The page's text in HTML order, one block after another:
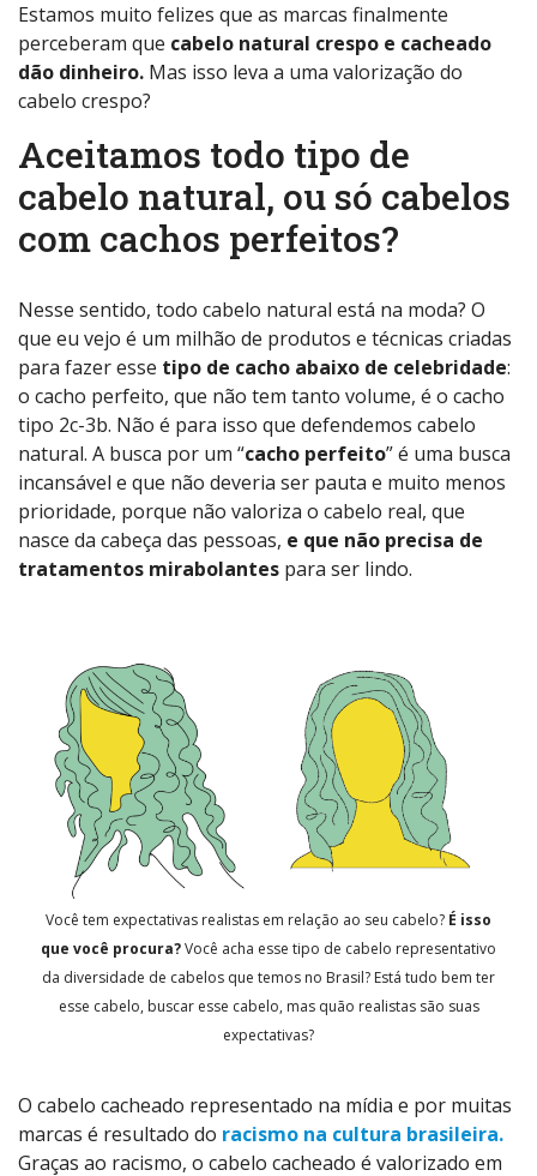
Estamos muito felizes que as marcas finalmente
perceberam que cabelo natural crespo e cacheado
dão dinheiro. Mas isso leva a uma valorização do
cabelo crespo?
Aceitamos todo tipo de
cabelo natural, ou só cabelos
com cachos perfeitos?
Nesse sentido, todo cabelo natural está na moda? O
que eu vejo é um milhão de produtos e técnicas criadas
para fazer esse tipo de cacho abaixo de celebridade:
o cacho perfeito, que não tem tanto volume, é o cacho
tipo 2c-3b. Não é para isso que defendemos cabelo
natural. A busca por um “cacho perfeito” é uma busca
incansável e que não deveria ser pauta e muito menos
prioridade, porque não valoriza o cabelo real, que
nasce da cabeça das pessoas, e que não precisa de
tratamentos mirabolantes para ser lindo.
Você tem expectativas realistas em relação ao seu cabelo? É isso
que você procura?Você acha esse tipo de cabelo representativo
da diversidade de cabelos que temos no Brasil? Está tudo bem ter
esse cabelo, buscar esse cabelo, mas quão realistas são suas
expectativas?
O cabelo cacheado representado na mídia e por muitas
marcas é resultado do racismo na cultura brasileira.
Graças ao racismo, o cabelo cacheado é valorizado em